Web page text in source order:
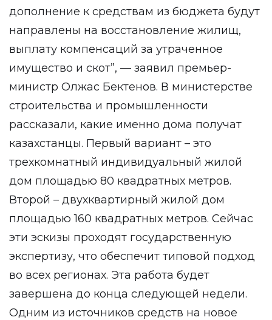
дополнение к средствам из бюджета будут
направлены на восстановление жилищ,
выплату компенсаций за утраченное
имущество и скот”, — заявил премьер-
министр Олжас Бектенов. В министерстве
строительства и промышленности
рассказали, какие именно дома получат
казахстанцы. Первый вариант – это
трехкомнатный индивидуальный жилой
дом площадью 80 квадратных метров.
Второй – двухквартирный жилой дом
площадью 160 квадратных метров. Сейчас
эти эскизы проходят государственную
экспертизу, что обеспечит типовой подход
во всех регионах. Эта работа будет
завершена до конца следующей недели.
Одним из источников средств на новое